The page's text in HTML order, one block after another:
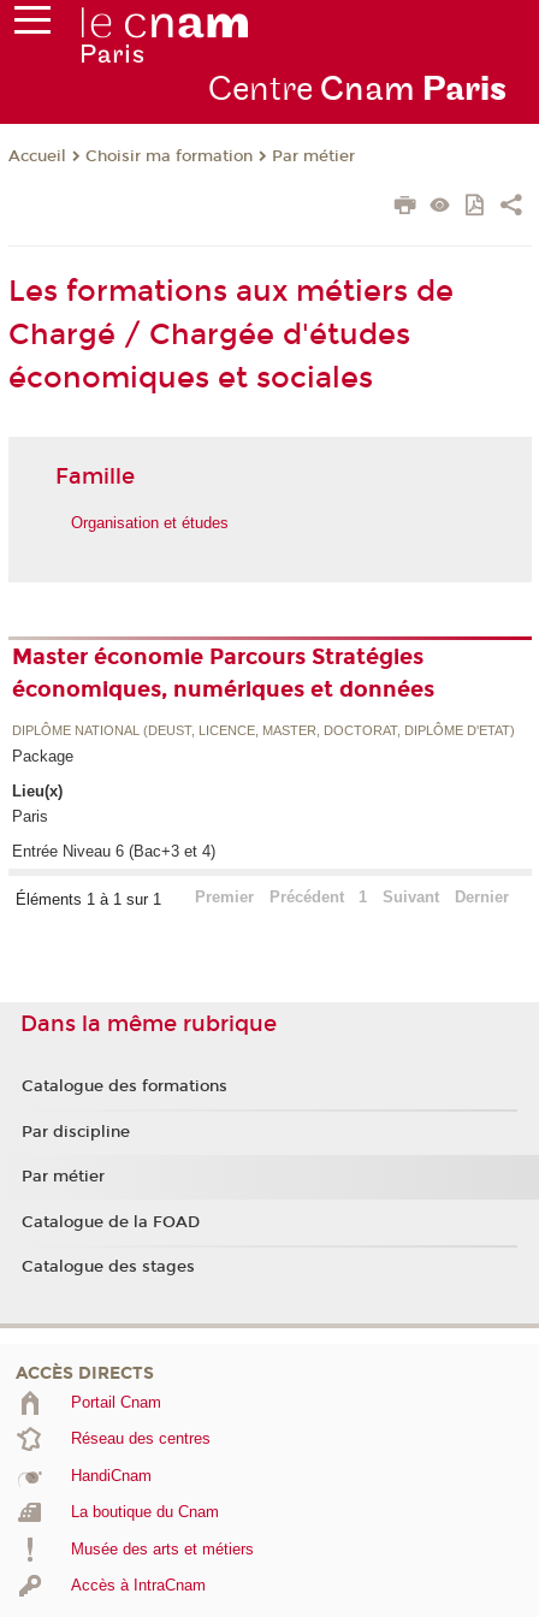
Centre Cnam Paris
Accueil Choisir ma formation Par métier
Les formations aux métiers de
Chargé / Chargée d'études
économiques et sociales
Famille
Organisation et études
Master économie Parcours Stratégies
économiques, numériques et données
DIPLÔME NATIONAL (DEUST, LICENCE, MASTER, DOCTORAT, DIPLÔME D'ETAT)
Package
Lieu(x)
Paris
Entrée Niveau 6 (Bac+3 et 4)
Éléments 1 à 1 sur 1 Premier Précédent 1 Suivant Dernier
Dans la même rubrique
Catalogue des formations
Par discipline
Par métier
Catalogue de la FOAD
Catalogue des stages
ACCÈS DIRECTS
Portail Cnam
Réseau des centres
HandiCnam
La boutique du Cnam
Musée des arts et métiers
Accès à IntraCnam